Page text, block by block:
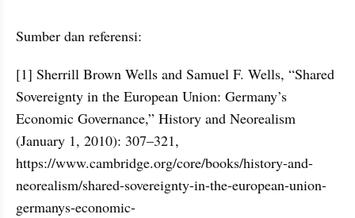
Sumber dan referensi:
[1] Sherrill Brown Wells and Samuel F. Wells, “Shared
Sovereignty in the European Union: Germany’s
Economic Governance,” History and Neorealism
(January 1, 2010): 307–321,
https://www.cambridge.org/core/books/history-and-
neorealism/shared-sovereignty-in-the-european-union-
germanys-economic-